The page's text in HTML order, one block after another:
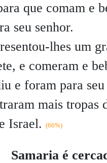
que comam e
seu senhor.
lhes um
e comeram e
e foram para
mais tropas
Israel. (66%)
Samaria é